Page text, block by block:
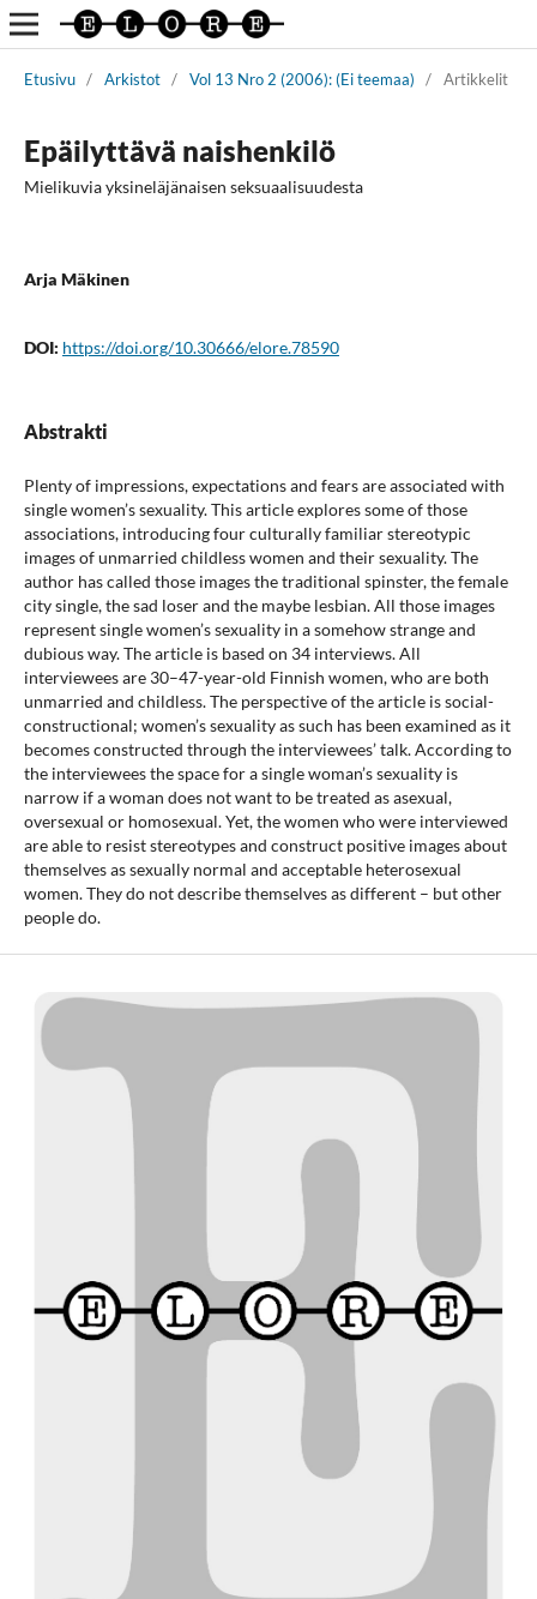
Etusivu / Arkistot / Vol 13 Nro 2 (2006): (Ei teemaa) / Artikkelit
Epäilyttävä naishenkilö
Mielikuvia yksineläjänaisen seksuaalisuudesta
Arja Mäkinen
DOI: https://doi.org/10.30666/elore.78590
Abstrakti
Plenty of impressions, expectations and fears are associated with
single women’s sexuality. This article explores some of those
associations, introducing four culturally familiar stereotypic
images of unmarried childless women and their sexuality. The
author has called those images the traditional spinster, the female
city single, the sad loser and the maybe lesbian. All those images
represent single women’s sexuality in a somehow strange and
dubious way. The article is based on 34 interviews. All
interviewees are 30–47-year-old Finnish women, who are both
unmarried and childless. The perspective of the article is social-
constructional; women’s sexuality as such has been examined as it
becomes constructed through the interviewees’ talk. According to
the interviewees the space for a single woman’s sexuality is
narrow if a woman does not want to be treated as asexual,
oversexual or homosexual. Yet, the women who were interviewed
are able to resist stereotypes and construct positive images about
themselves as sexually normal and acceptable heterosexual
women. They do not describe themselves as different – but other
people do.